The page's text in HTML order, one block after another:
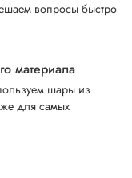
вопросы быстро
материала
шары из
для самых